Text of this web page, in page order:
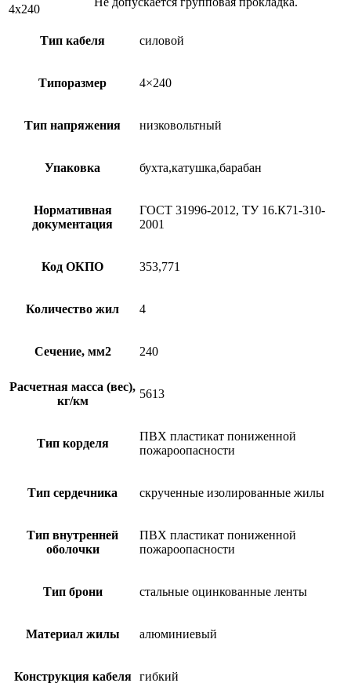
4х240
Тип кабеля силовой
Типоразмер 4×240
Тип напряжения низковольтный
Упаковка бухта,катушка,барабан
Нормативная
документация
ГОСТ 31996-2012, ТУ 16.К71-310-
2001
Код ОКПО 353,771
Количество жил 4
Сечение, мм2 240
Расчетная масса (вес),
кг/км
5613
Тип корделя
ПВХ пластикат пониженной
пожароопасности
Тип сердечника скрученные изолированные жилы
Тип внутренней
оболочки
ПВХ пластикат пониженной
пожароопасности
Тип брони стальные оцинкованные ленты
Материал жилы алюминиевый
Конструкция кабеля гибкий